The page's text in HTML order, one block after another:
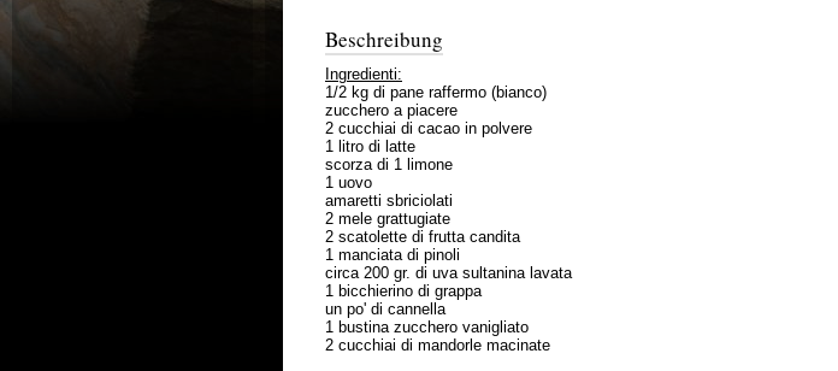
Beschreibung
Ingredienti:
1/2 kg di pane raffermo (bianco)
zucchero a piacere
2 cucchiai di cacao in polvere
1 litro di latte
scorza di 1 limone
1 uovo
amaretti sbriciolati
2 mele grattugiate
2 scatolette di frutta candita
1 manciata di pinoli
circa 200 gr. di uva sultanina lavata
1 bicchierino di grappa
un po' di cannella
1 bustina zucchero vanigliato
2 cucchiai di mandorle macinate